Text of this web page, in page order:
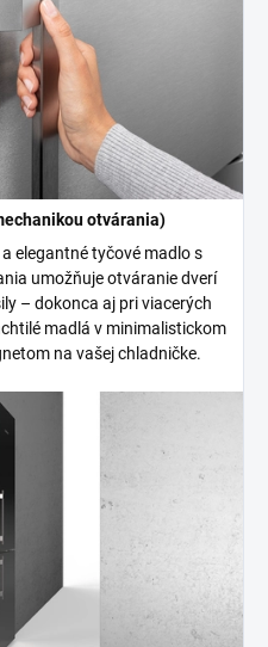
otvárania)
elegantné tyčové madlo s
umožňuje otváranie dverí
– dokonca aj pri viacerých
madlá v minimalistickom
na vašej chladničke.